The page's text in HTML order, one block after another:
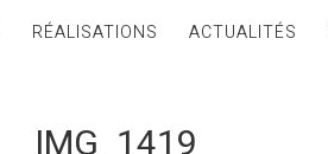
RÉALISATIONS ACTUALITÉS